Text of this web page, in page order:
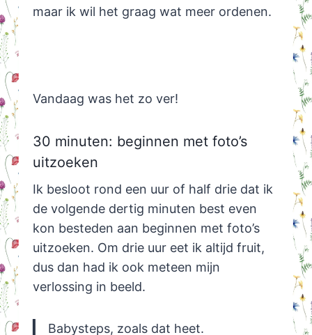
maar ik wil het graag wat meer ordenen.
Vandaag was het zo ver!
30 minuten: beginnen met foto’s
uitzoeken
Ik besloot rond een uur of half drie dat ik
de volgende dertig minuten best even
kon besteden aan beginnen met foto’s
uitzoeken. Om drie uur eet ik altijd fruit,
dus dan had ik ook meteen mijn
verlossing in beeld.
Babysteps, zoals dat heet.